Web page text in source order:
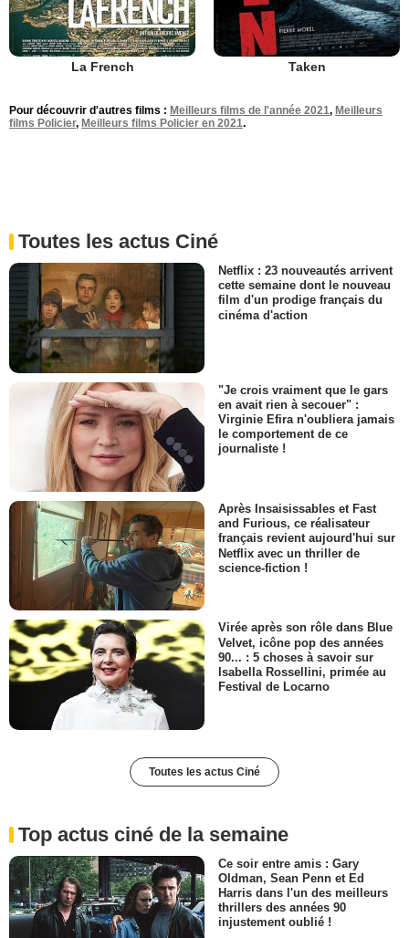
La French Taken
Pour découvrir d'autres films : Meilleurs films de l'année 2021, Meilleurs
films Policier, Meilleurs films Policier en 2021.
Toutes les actus Ciné
Netflix : 23 nouveautés arrivent
cette semaine dont le nouveau
film d'un prodige français du
cinéma d'action
"Je crois vraiment que le gars
en avait rien à secouer" :
Virginie Efira n'oubliera jamais
le comportement de ce
journaliste !
Après Insaisissables et Fast
and Furious, ce réalisateur
français revient aujourd'hui sur
Netflix avec un thriller de
science-fiction !
Virée après son rôle dans Blue
Velvet, icône pop des années
90... : 5 choses à savoir sur
Isabella Rossellini, primée au
Festival de Locarno
Toutes les actus Ciné
Top actus ciné de la semaine
Ce soir entre amis : Gary
Oldman, Sean Penn et Ed
Harris dans l'un des meilleurs
thrillers des années 90
injustement oublié !